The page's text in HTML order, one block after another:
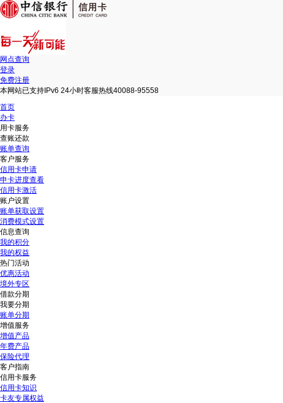
网点查询
登录
免费注册
本网站已支持IPv6 24小时客服热线40088-95558
首页
办卡
用卡服务
查账还款
账单查询
客户服务
信用卡申请
申卡进度查看
信用卡激活
账户设置
账单获取设置
消费模式设置
信息查询
我的积分
我的权益
热门活动
优惠活动
境外专区
借款分期
我要分期
账单分期
增值服务
增值产品
年费产品
保险代理
客户指南
信用卡服务
信用卡知识
卡友专属权益